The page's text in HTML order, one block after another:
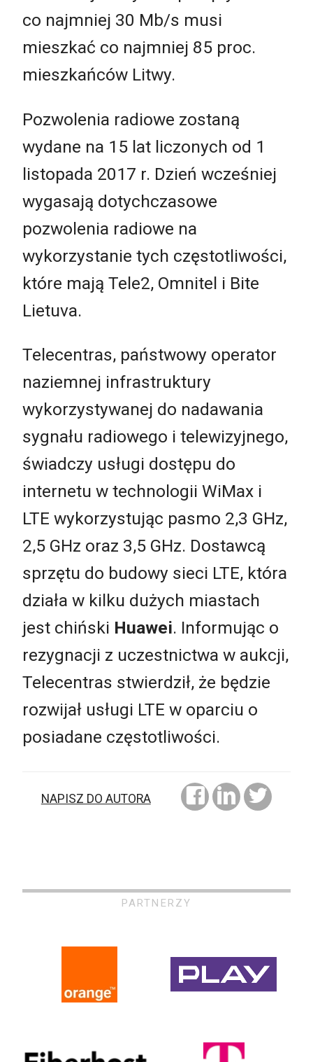
co najmniej 30 Mb/s musi
mieszkać co najmniej 85 proc.
mieszkańców Litwy.
Pozwolenia radiowe zostaną
wydane na 15 lat liczonych od 1
listopada 2017 r. Dzień wcześniej
wygasają dotychczasowe
pozwolenia radiowe na
wykorzystanie tych częstotliwości,
które mają Tele2, Omnitel i Bite
Lietuva.
Telecentras, państwowy operator
naziemnej infrastruktury
wykorzystywanej do nadawania
sygnału radiowego i telewizyjnego,
świadczy usługi dostępu do
internetu w technologii WiMax i
LTE wykorzystując pasmo 2,3 GHz,
2,5 GHz oraz 3,5 GHz. Dostawcą
sprzętu do budowy sieci LTE, która
działa w kilku dużych miastach
jest chiński Huawei. Informując o
rezygnacji z uczestnictwa w aukcji,
Telecentras stwierdził, że będzie
rozwijał usługi LTE w oparciu o
posiadane częstotliwości.
NAPISZ DO AUTORA
PARTNERZY